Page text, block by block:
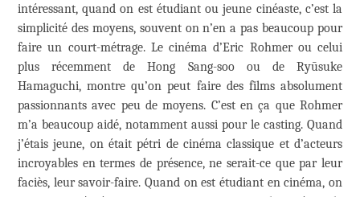
intéressant, quand on est étudiant ou jeune cinéaste, c’est la
simplicité des moyens, souvent on n’en a pas beaucoup pour
faire un court-métrage. Le cinéma d’Eric Rohmer ou celui
plus récemment de Hong Sang-soo ou de Ryūsuke
Hamaguchi, montre qu’on peut faire des films absolument
passionnants avec peu de moyens. C’est en ça que Rohmer
m’a beaucoup aidé, notamment aussi pour le casting. Quand
j’étais jeune, on était pétri de cinéma classique et d’acteurs
incroyables en termes de présence, ne serait-ce que par leur
faciès, leur savoir-faire. Quand on est étudiant en cinéma, on